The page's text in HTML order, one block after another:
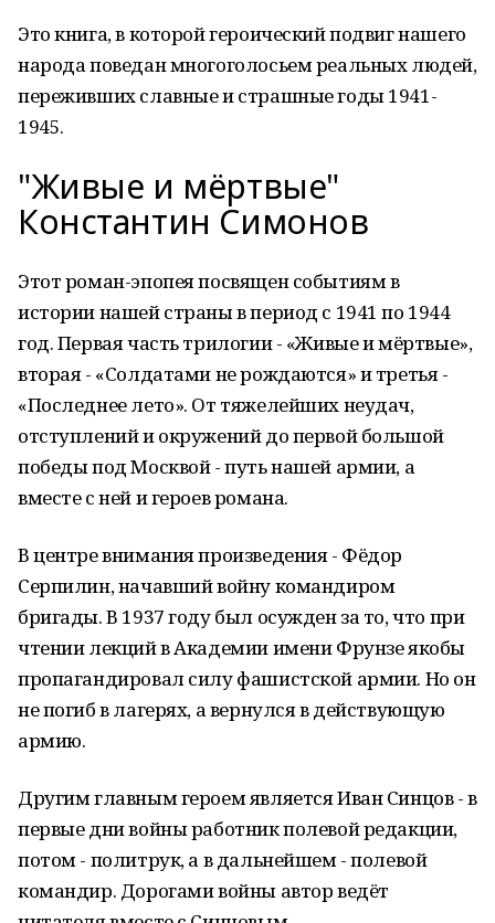
Это книга, в которой героический подвиг нашего
народа поведан многоголосьем реальных людей,
переживших славные и страшные годы 1941-
1945.
"Живые и мёртвые"
Константин Симонов
Этот роман-эпопея посвящен событиям в
истории нашей страны в период с 1941 по 1944
год. Первая часть трилогии - «Живые и мёртвые»,
вторая - «Солдатами не рождаются» и третья -
«Последнее лето». От тяжелейших неудач,
отступлений и окружений до первой большой
победы под Москвой - путь нашей армии, а
вместе с ней и героев романа.
В центре внимания произведения - Фёдор
Серпилин, начавший войну командиром
бригады. В 1937 году был осужден за то, что при
чтении лекций в Академии имени Фрунзе якобы
пропагандировал силу фашистской армии. Но он
не погиб в лагерях, а вернулся в действующую
армию.
Другим главным героем является Иван Синцов - в
первые дни войны работник полевой редакции,
потом - политрук, а в дальнейшем - полевой
командир. Дорогами войны автор ведёт